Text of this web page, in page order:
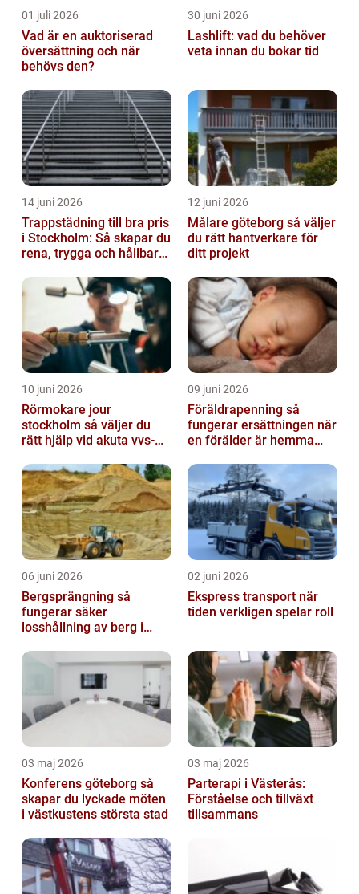
01 juli 2026
Vad är en auktoriserad
översättning och när
behövs den?
30 juni 2026
Lashlift: vad du behöver
veta innan du bokar tid
14 juni 2026
Trappstädning till bra pris
i Stockholm: Så skapar du
rena, trygga och hållbara
12 juni 2026
Målare göteborg så väljer
du rätt hantverkare för
ditt projekt
10 juni 2026
Rörmokare jour
stockholm så väljer du
rätt hjälp vid akuta vvs-
09 juni 2026
Föräldrapenning så
fungerar ersättningen när
en förälder är hemma
06 juni 2026
Bergsprängning så
fungerar säker
losshållning av berg i
02 juni 2026
Ekspress transport när
tiden verkligen spelar roll
03 maj 2026
Konferens göteborg så
skapar du lyckade möten
i västkustens största stad
03 maj 2026
Parterapi i Västerås:
Förståelse och tillväxt
tillsammans